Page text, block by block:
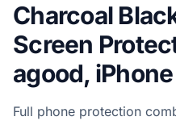
Charcoal
Screen
agood, iPhone
Full phone protection